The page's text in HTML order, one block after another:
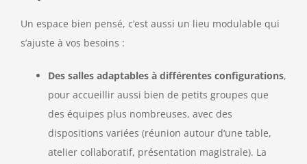
Un espace bien pensé, c’est aussi un lieu modulable qui
s’ajuste à vos besoins :
Des salles adaptables à différentes configurations,
pour accueillir aussi bien de petits groupes que
des équipes plus nombreuses, avec des
dispositions variées (réunion autour d’une table,
atelier collaboratif, présentation magistrale). La